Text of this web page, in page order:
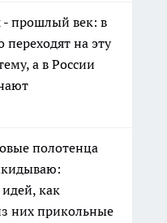
прошлый век: в
переходят на эту
а в России
полотенца
как
них прикольные